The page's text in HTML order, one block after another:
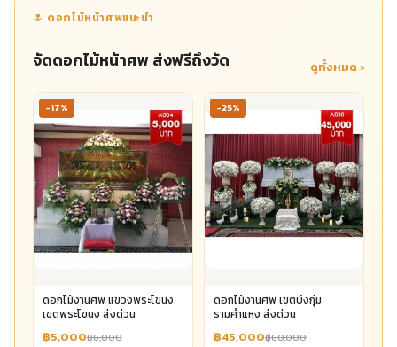
🌷 ดอกไม้หน้าศพแนะนำ
จัดดอกไม้หน้าศพ ส่งฟรีถึงวัด ดูทั้งหมด ›
-17%
ดอกไม้งานศพ แขวงพระโขนง
เขตพระโขนง ส่งด่วน
฿5,000฿6,000
-25%
ดอกไม้งานศพ เขตบึงกุ่ม
รามคำแหง ส่งด่วน
฿45,000฿60,000